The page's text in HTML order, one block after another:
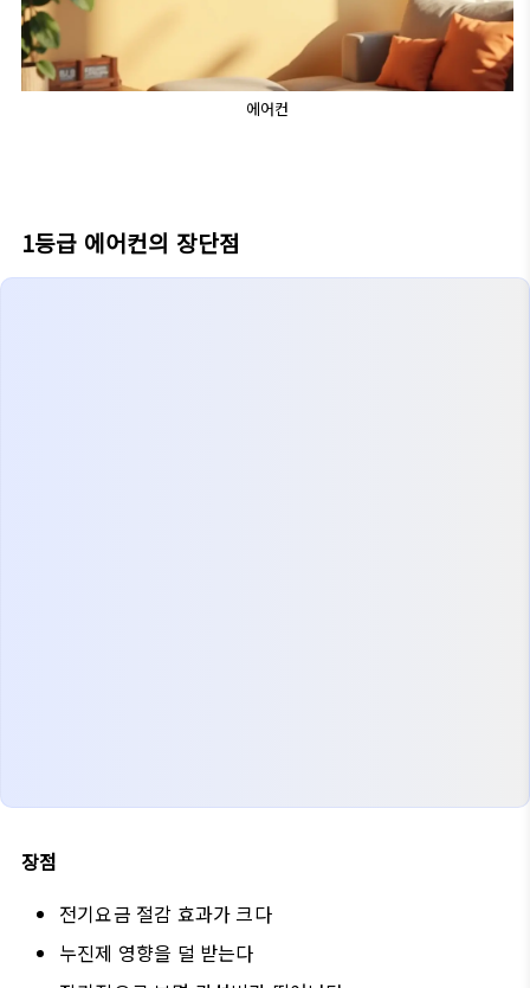
에어컨
1등급 에어컨의 장단점
장점
전기요금 절감 효과가 크다
누진제 영향을 덜 받는다